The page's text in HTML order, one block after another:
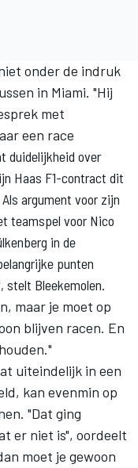
onder de indruk
in Miami. "Hij
met
een race
duidelijkheid over
Haas F1-contract dit
argument voor zijn
teamspel voor Nico
in de
punten
stelt Bleekemolen.
maar je moet op
blijven racen. En
uiteindelijk in een
kan evenmin op
"Dat ging
er niet is", oordeelt
moet je gewoon